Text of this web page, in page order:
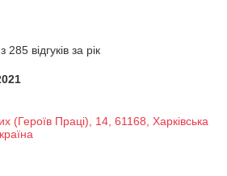
відгуків за рік
(Героїв Праці), 14, 61168, Харківська